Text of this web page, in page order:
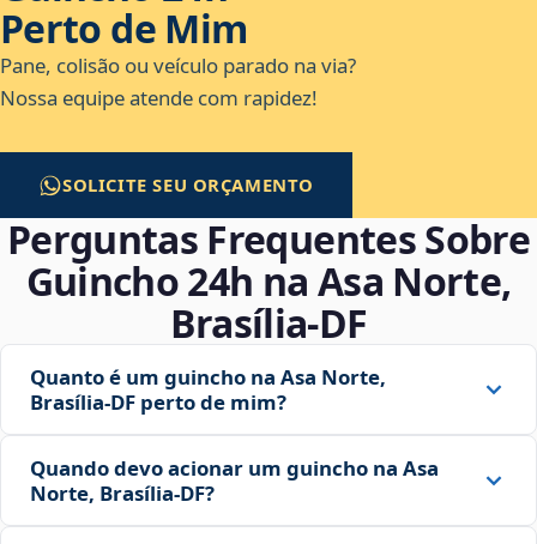
Perto de Mim
Pane, colisão ou veículo parado na via?
Nossa equipe atende com rapidez!
SOLICITE SEU ORÇAMENTO
Perguntas Frequentes Sobre
Guincho 24h na Asa Norte,
Brasília‑DF
Quanto é um guincho na Asa Norte,
Brasília‑DF perto de mim?
Quando devo acionar um guincho na Asa
Norte, Brasília‑DF?